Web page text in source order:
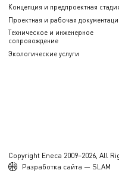
Концепция и предпроектная
Проектная и рабочая
Техническое и инженерное
сопровождение
Экологические услуги
Copyright Eneca 2009–2026, All
Разработка сайта — SLAM